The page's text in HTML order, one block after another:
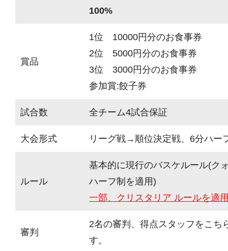
100%
賞品
1位 10000円分のお食事券
2位 5000円分のお食事券
3位 3000円分のお食事券
参加賞:餃子券
試合数 全チーム4試合保証
大会形式 リーグ戦→順位決定戦、6分ハー
ルール
基本的に現行のバスケルール(ク
ハーフ制を適用)
一部、クリスタリア ルールを適
審判
2名の審判、得点スタッフをこち
す。